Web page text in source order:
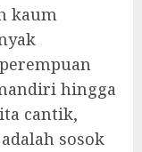
kaum
hingga
cantik,
sosok